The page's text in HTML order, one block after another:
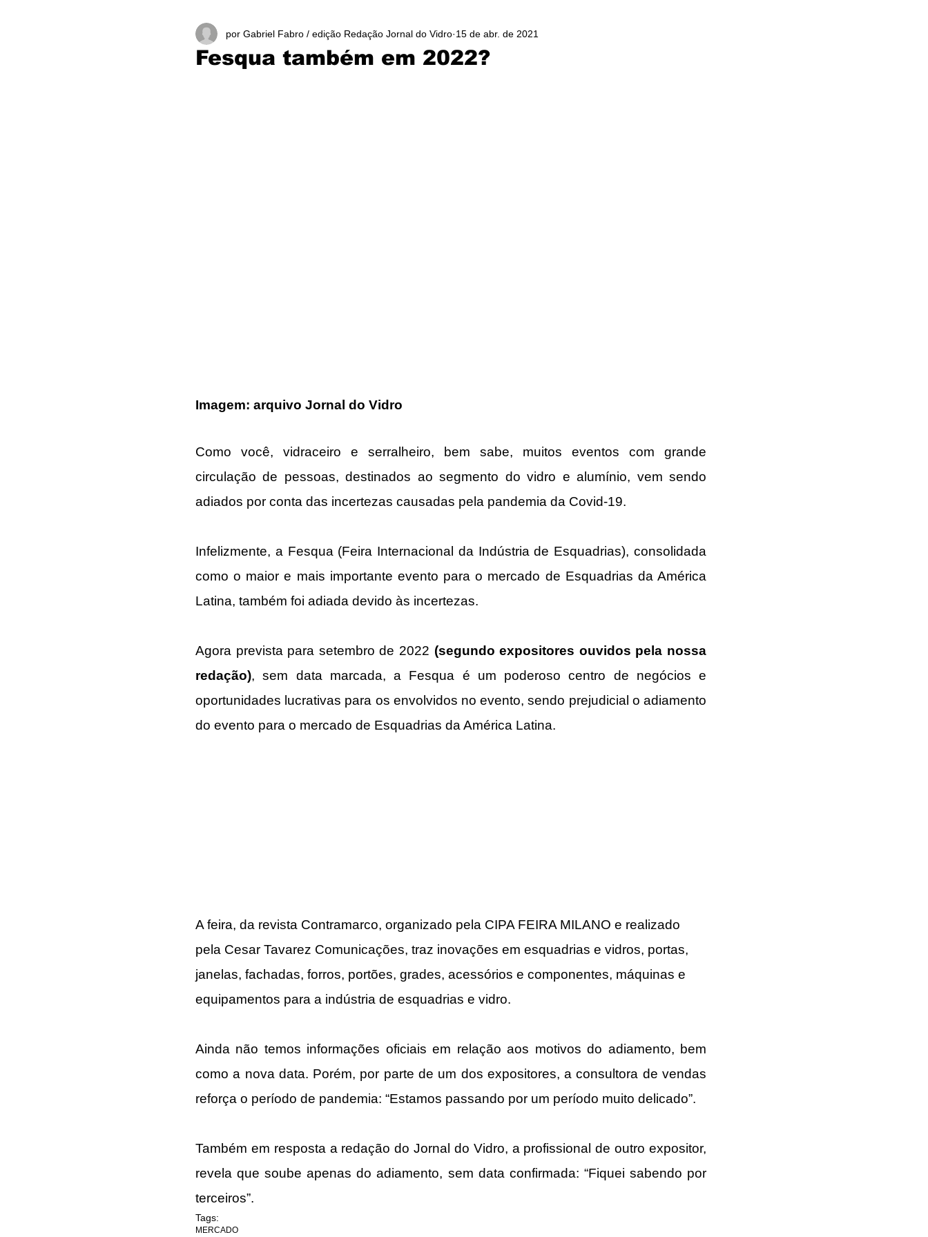
Fesqua também em 2022?
por Gabriel Fabro / edição Redação Jornal do Vidro 15 de abr. de 2021
Imagem: arquivo Jornal do Vidro
Como você, vidraceiro e serralheiro, bem sabe, muitos eventos com grande
circulação de pessoas, destinados ao segmento do vidro e alumínio, vem sendo
adiados por conta das incertezas causadas pela pandemia da Covid-19.
Infelizmente, a Fesqua (Feira Internacional da Indústria de Esquadrias), consolidada
como o maior e mais importante evento para o mercado de Esquadrias da América
Latina, também foi adiada devido às incertezas.
Agora prevista para setembro de 2022 (segundo expositores ouvidos pela nossa
redação), sem data marcada, a Fesqua é um poderoso centro de negócios e
oportunidades lucrativas para os envolvidos no evento, sendo prejudicial o adiamento
do evento para o mercado de Esquadrias da América Latina.
A feira, da revista Contramarco, organizado pela CIPA FEIRA MILANO e realizado
pela Cesar Tavarez Comunicações, traz inovações em esquadrias e vidros, portas,
janelas, fachadas, forros, portões, grades, acessórios e componentes, máquinas e
equipamentos para a indústria de esquadrias e vidro.
Ainda não temos informações oficiais em relação aos motivos do adiamento, bem
como a nova data. Porém, por parte de um dos expositores, a consultora de vendas
reforça o período de pandemia: “Estamos passando por um período muito delicado”.
Também em resposta a redação do Jornal do Vidro, a profissional de outro expositor,
revela que soube apenas do adiamento, sem data confirmada: “Fiquei sabendo por
terceiros”.
Tags:
MERCADO